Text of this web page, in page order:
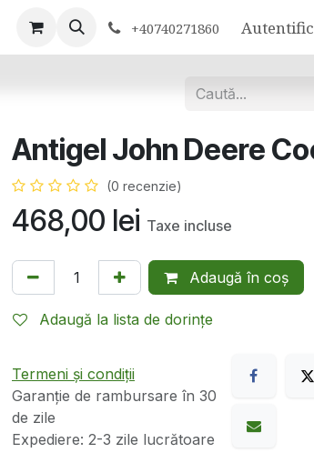
+40740271860
Antigel John Deere
(0 recenzie)
468,00 lei Taxe incluse
Adaugă în coș
Adaugă la lista de dorințe
Termeni și condiții
Garanție de rambursare în 30
de zile
Expediere: 2-3 zile lucrătoare